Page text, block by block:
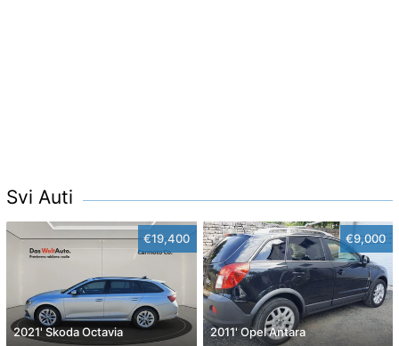
Svi Auti
€19,400
2021' Skoda Octavia
€9,000
2011' Opel Antara